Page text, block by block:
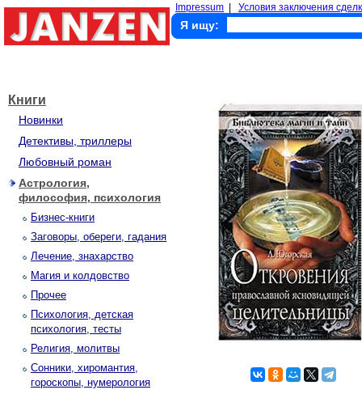
Impressum Условия заключения
Я ищу:
Книги
Новинки
Детективы, триллеры
Любовный роман
Астрология,
философия, психология
Бизнес-книги
Заговоры, обереги, гадания
Лечение, знахарство
Магия и колдовство
Прочее
Психология, детская
психология, тесты
Религия, молитвы
Сонники, хиромантия,
гороскопы, нумерология